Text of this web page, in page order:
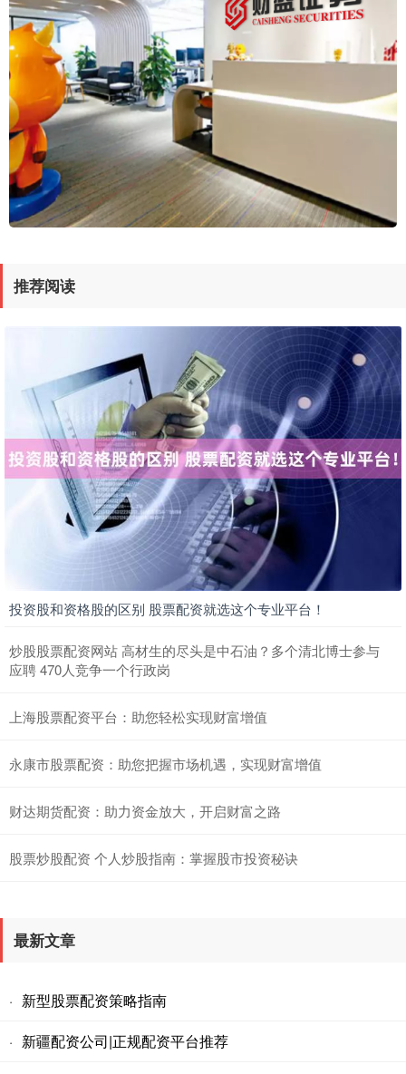
推荐阅读
投资股和资格股的区别 股票配资就选这个专业平台！
炒股股票配资网站 高材生的尽头是中石油？多个清北博士参与
应聘 470人竞争一个行政岗
上海股票配资平台：助您轻松实现财富增值
永康市股票配资：助您把握市场机遇，实现财富增值
财达期货配资：助力资金放大，开启财富之路
股票炒股配资 个人炒股指南：掌握股市投资秘诀
最新文章
· 新型股票配资策略指南
· 新疆配资公司|正规配资平台推荐